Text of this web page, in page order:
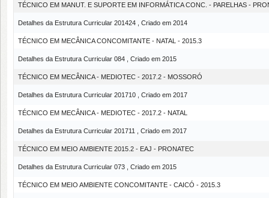
TÉCNICO EM MANUT. E SUPORTE EM INFORMÁTICA CONC. - PARELHAS -
Detalhes da Estrutura Curricular 201424 , Criado em 2014
TÉCNICO EM MECÂNICA CONCOMITANTE - NATAL - 2015.3
Detalhes da Estrutura Curricular 084 , Criado em 2015
TÉCNICO EM MECÂNICA - MEDIOTEC - 2017.2 - MOSSORÓ
Detalhes da Estrutura Curricular 201710 , Criado em 2017
TÉCNICO EM MECÂNICA - MEDIOTEC - 2017.2 - NATAL
Detalhes da Estrutura Curricular 201711 , Criado em 2017
TÉCNICO EM MEIO AMBIENTE 2015.2 - EAJ - PRONATEC
Detalhes da Estrutura Curricular 073 , Criado em 2015
TÉCNICO EM MEIO AMBIENTE CONCOMITANTE - CAICÓ - 2015.3